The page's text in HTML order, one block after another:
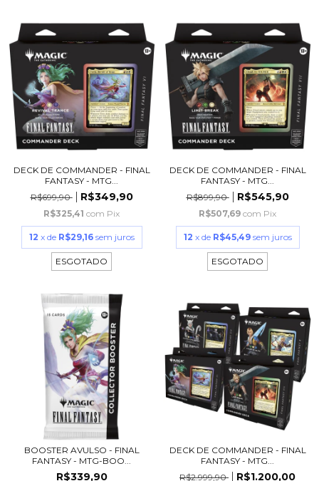
DECK DE COMMANDER - FINAL
FANTASY - MTG...
R$699,90
R$349,90
R$325,41 com Pix
12 x de R$29,16 sem juros
ESGOTADO
DECK DE COMMANDER - FINAL
FANTASY - MTG...
R$899,90
R$545,90
R$507,69 com Pix
12 x de R$45,49 sem juros
ESGOTADO
BOOSTER AVULSO - FINAL
FANTASY - MTG-BOO...
R$339,90
DECK DE COMMANDER - FINAL
FANTASY - MTG...
R$2.999,90
R$1.200,00